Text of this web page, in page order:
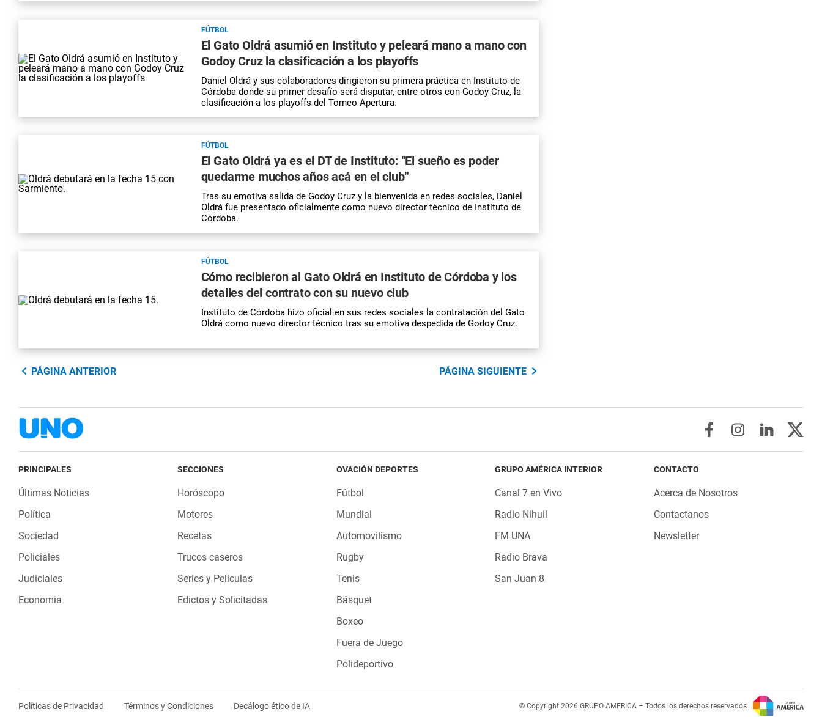
FÚTBOL
El Gato Oldrá asumió en Instituto y peleará mano a mano con
Godoy Cruz la clasificación a los playoffs
Daniel Oldrá y sus colaboradores dirigieron su primera práctica en Instituto de
Córdoba donde su primer desafío será disputar, entre otros con Godoy Cruz, la
clasificación a los playoffs del Torneo Apertura.
FÚTBOL
El Gato Oldrá ya es el DT de Instituto: "El sueño es poder
quedarme muchos años acá en el club"
Tras su emotiva salida de Godoy Cruz y la bienvenida en redes sociales, Daniel
Oldrá fue presentado oficialmente como nuevo director técnico de Instituto de
Córdoba.
FÚTBOL
Cómo recibieron al Gato Oldrá en Instituto de Córdoba y los
detalles del contrato con su nuevo club
Instituto de Córdoba hizo oficial en sus redes sociales la contratación del Gato
Oldrá como nuevo director técnico tras su emotiva despedida de Godoy Cruz.
PÁGINA ANTERIOR PÁGINA SIGUIENTE
PRINCIPALES
Últimas Noticias
Política
Sociedad
Policiales
Judiciales
Economia
SECCIONES
Horóscopo
Motores
Recetas
Trucos caseros
Series y Películas
Edictos y Solicitadas
OVACIÓN DEPORTES
Fútbol
Mundial
Automovilismo
Rugby
Tenis
Básquet
Boxeo
Fuera de Juego
Polideportivo
GRUPO AMÉRICA INTERIOR
Canal 7 en Vivo
Radio Nihuil
FM UNA
Radio Brava
San Juan 8
CONTACTO
Acerca de Nosotros
Contactanos
Newsletter
Políticas de Privacidad Términos y Condiciones Decálogo ético de IA © Copyright 2026 GRUPO AMERICA – Todos los derechos reservados